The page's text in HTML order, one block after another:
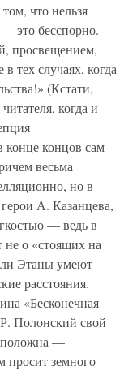
что нельзя
это бесспорно.
просвещением,
тех случаях, когда
(Кстати,
когда и
конце концов сам
весьма
но в
А. Казанцева,
— ведь в
не о «стоящих на
Этаны умеют
расстояния.
«Бесконечная
Полонский свой
—
просит земного